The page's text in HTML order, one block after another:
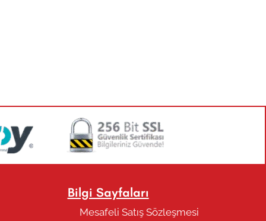
Bilgi Sayfaları
Mesafeli Satış Sözleşmesi